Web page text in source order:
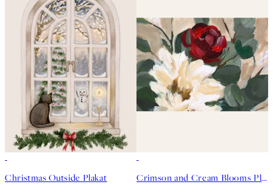
Christmas Outside Plakat Crimson and Cream Blooms Plakat